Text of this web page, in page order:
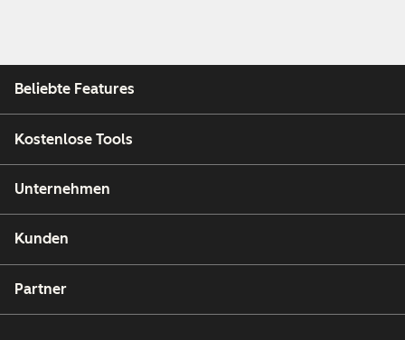
Beliebte Features
Kostenlose Tools
Unternehmen
Kunden
Partner